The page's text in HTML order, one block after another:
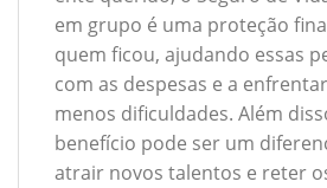
em grupo é uma proteção
quem ficou, ajudando essas
com as despesas e a
menos dificuldades. Além
benefício pode ser um
atrair novos talentos e reter